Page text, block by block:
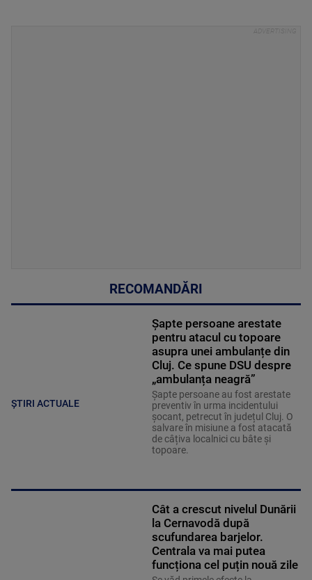
RECOMANDĂRI
ȘTIRI ACTUALE
Șapte persoane arestate
pentru atacul cu topoare
asupra unei ambulanțe din
Cluj. Ce spune DSU despre
„ambulanța neagră”
Șapte persoane au fost arestate
preventiv în urma incidentului
șocant, petrecut în județul Cluj. O
salvare în misiune a fost atacată
de câțiva localnici cu bâte și
topoare.
Cât a crescut nivelul Dunării
la Cernavodă după
scufundarea barjelor.
Centrala va mai putea
funcționa cel puțin nouă zile